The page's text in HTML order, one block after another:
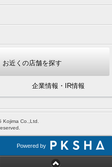
お近くの店舗を探す
企業情報・IR情報
Kojima Co.,Ltd.
Powered by